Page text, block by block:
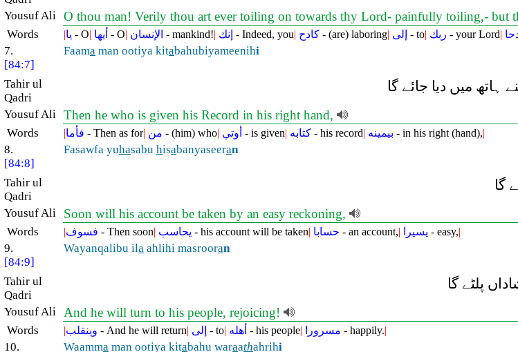
Yousuf Ali O thou man! Verily thou art ever toiling on towards thy Lord- painfully toiling,- but
Words |يا - O| أيها - O| الإنسان - mankind!| إنك - Indeed, you| كادح - (are) laboring| إلى - to| ربك - your Lord|
7.
[84:7]
Faama man ootiya kitabahubiyameenihi
Tahir ul
Qadri
میں دیا جائے گا
Yousuf Ali Then he who is given his Record in his right hand,
Words |فأما - Then as for| من - (him) who| أوتي - is given| كتابه - his record| بيمينه - in his right (hand),|
8.
[84:8]
Fasawfa yuhasabu hisabanyaseeran
Tahir ul
Qadri
گا
Yousuf Ali Soon will his account be taken by an easy reckoning,
Words |فسوف - Then soon| يحاسب - his account will be taken| حسابا - an account,| يسيرا - easy,|
9.
[84:9]
Wayanqalibu ila ahlihi masrooran
Tahir ul
Qadri
پلٹے گا
Yousuf Ali And he will turn to his people, rejoicing!
Words |وينقلب - And he will return| إلى - to| أهله - his people| مسرورا - happily.|
10.
Waamma man ootiya kitabahu waraathahrihi